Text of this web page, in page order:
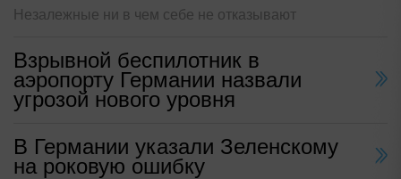
Незалежные ни в чем себе не отказывают
Взрывной беспилотник в
аэропорту Германии назвали
угрозой нового уровня
В Германии указали Зеленскому
на роковую ошибку